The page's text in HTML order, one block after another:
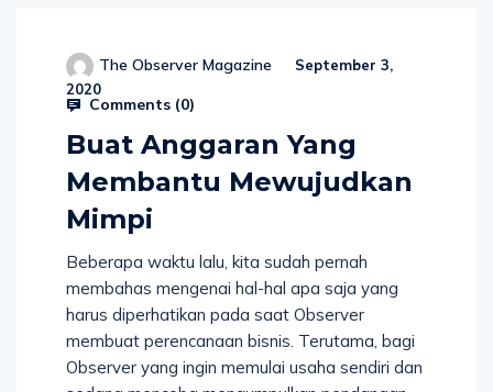
The Observer Magazine
September 3,
2020
Comments (0)
Buat Anggaran Yang
Membantu Mewujudkan
Mimpi
Beberapa waktu lalu, kita sudah pernah
membahas mengenai hal-hal apa saja yang
harus diperhatikan pada saat Observer
membuat perencanaan bisnis. Terutama, bagi
Observer yang ingin memulai usaha sendiri dan